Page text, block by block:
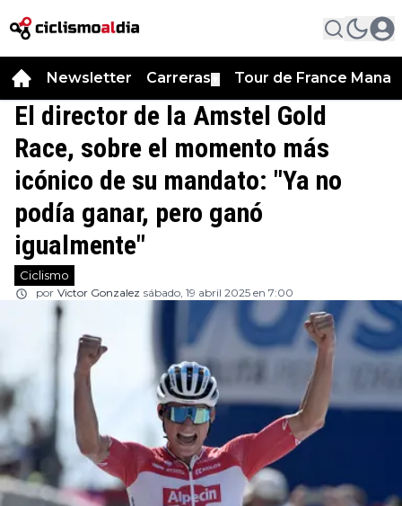
Newsletter Carreras Tour de France
El director de la Amstel Gold
Race, sobre el momento más
icónico de su mandato: "Ya no
podía ganar, pero ganó
igualmente"
Ciclismo
por Victor Gonzalez sábado, 19 abril 2025 en 7:00